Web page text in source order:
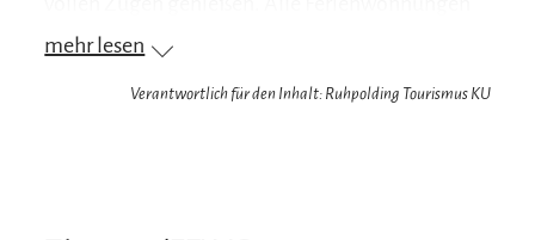
sind „bäuerlich-modern“ eingerichtet und bieten
Auszeit oder den Aktivurlaub. Unsere große
mehr lesen
Verantwortlich für den Inhalt: Ruhpolding Tourismus KU